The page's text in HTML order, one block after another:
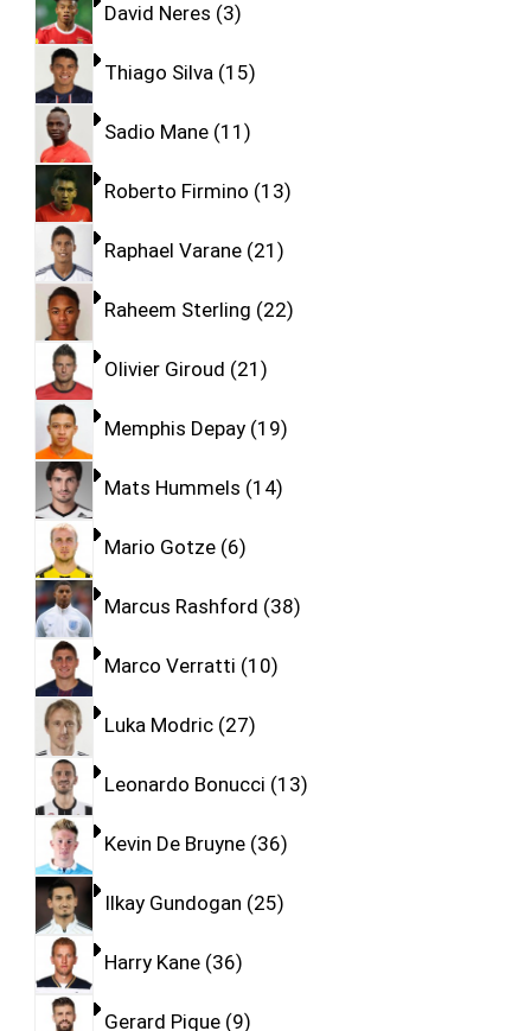
David Neres 3
Thiago Silva 15
Sadio Mane 11
Roberto Firmino 13
Raphael Varane 21
Raheem Sterling 22
Olivier Giroud 21
Memphis Depay 19
Mats Hummels 14
Mario Gotze 6
Marcus Rashford 38
Marco Verratti 10
Luka Modric 27
Leonardo Bonucci 13
Kevin De Bruyne 36
Ilkay Gundogan 25
Harry Kane 36
Gerard Pique 9